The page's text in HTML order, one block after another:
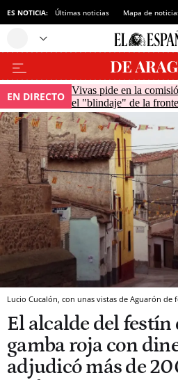
ES NOTICIA: Últimas noticias Mapa de
EN DIRECTO Vivas pide en la
el "blindaje" de la
Lucio Cucalón, con unas vistas de Aguarón de
El alcalde del festín
gamba roja con
adjudicó más de